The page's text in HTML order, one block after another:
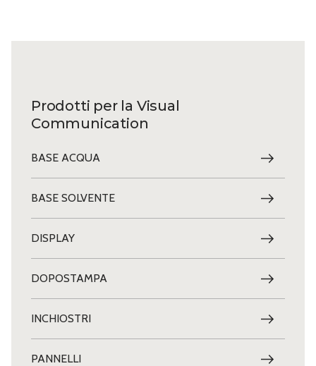
Prodotti per la Visual
Communication
BASE ACQUA
BASE SOLVENTE
DISPLAY
DOPOSTAMPA
INCHIOSTRI
PANNELLI